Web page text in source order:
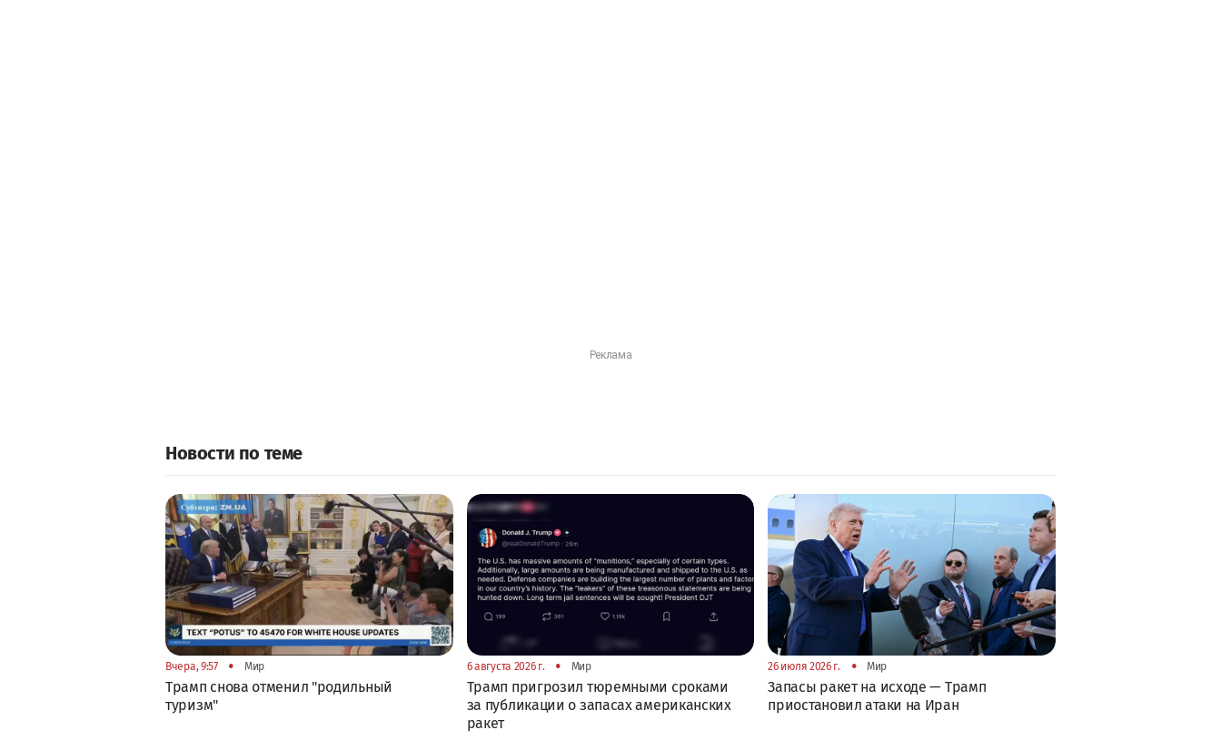
Новости по теме
Вчера, 9:57 • Мир
Трамп снова отменил "родильный
туризм"
6 августа 2026 г. • Мир
Трамп пригрозил тюремными сроками
за публикации о запасах американских
ракет
26 июля 2026 г. • Мир
Запасы ракет на исходе — Трамп
приостановил атаки на Иран